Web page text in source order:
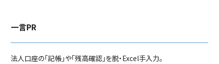
一言PR
法人口座の「記帳」や「残高確認」を脱・Excel手入力。